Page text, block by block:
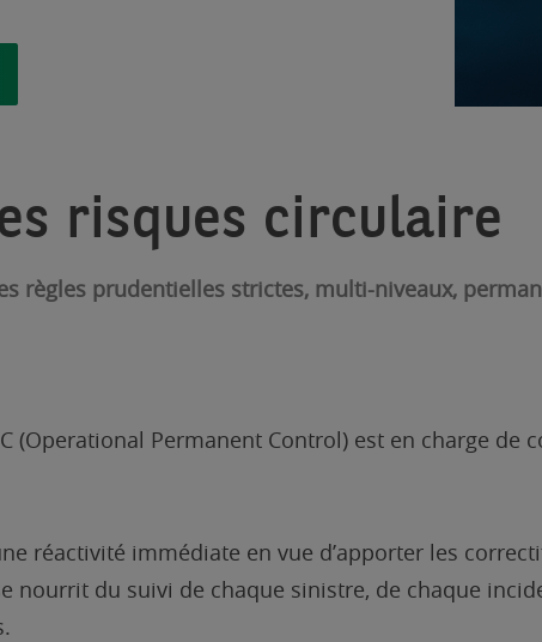
risques circulaire
règles prudentielles strictes, multi-niveaux,
(Operational Permanent Control) est en charge
réactivité immédiate en vue d’apporter les
nourrit du suivi de chaque sinistre, de chaque